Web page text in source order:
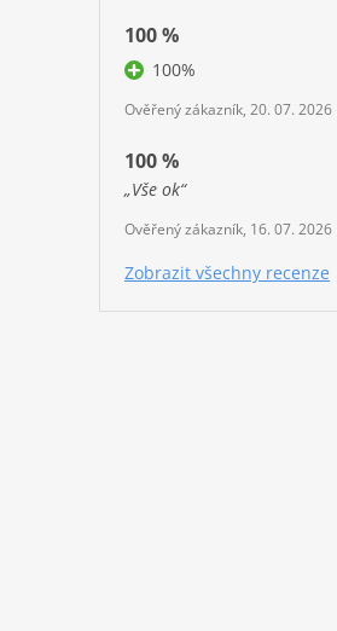
100 %
100%
Ověřený zákazník, 20. 07. 2026
100 %
„Vše ok“
Ověřený zákazník, 16. 07. 2026
Zobrazit všechny recenze